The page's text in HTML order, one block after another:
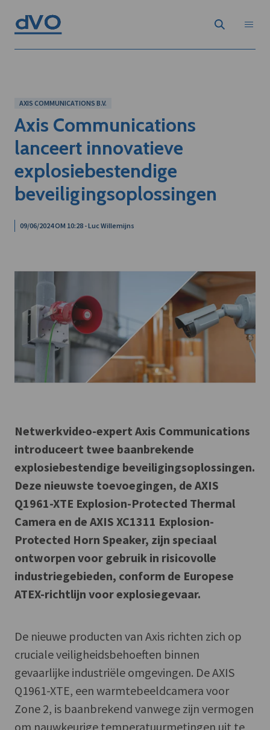
AXIS COMMUNICATIONS B.V.
Axis Communications
lanceert innovatieve
explosiebestendige
beveiligingsoplossingen
09/06/2024 OM 10:28 - Luc Willemijns
Netwerkvideo-expert Axis Communications
introduceert twee baanbrekende
explosiebestendige beveiligingsoplossingen.
Deze nieuwste toevoegingen, de AXIS
Q1961-XTE Explosion-Protected Thermal
Camera en de AXIS XC1311 Explosion-
Protected Horn Speaker, zijn speciaal
ontworpen voor gebruik in risicovolle
industriegebieden, conform de Europese
ATEX-richtlijn voor explosiegevaar.
De nieuwe producten van Axis richten zich op
cruciale veiligheidsbehoeften binnen
gevaarlijke industriële omgevingen. De AXIS
Q1961-XTE, een warmtebeeldcamera voor
Zone 2, is baanbrekend vanwege zijn vermogen
om nauwkeurige temperatuurmetingen uit te